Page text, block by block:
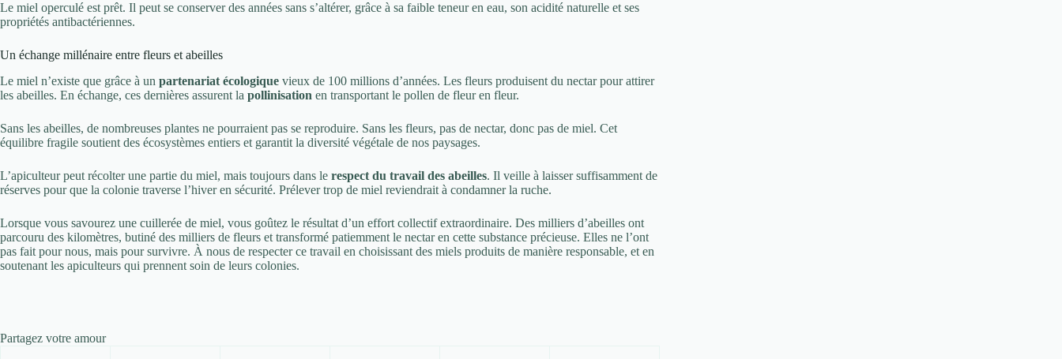
Le miel operculé est prêt. Il peut se conserver des années sans s’altérer, grâce à sa faible teneur en eau, son acidité naturelle et ses
propriétés antibactériennes.
Un échange millénaire entre fleurs et abeilles
Le miel n’existe que grâce à un partenariat écologique vieux de 100 millions d’années. Les fleurs produisent du nectar pour attirer
les abeilles. En échange, ces dernières assurent la pollinisation en transportant le pollen de fleur en fleur.
Sans les abeilles, de nombreuses plantes ne pourraient pas se reproduire. Sans les fleurs, pas de nectar, donc pas de miel. Cet
équilibre fragile soutient des écosystèmes entiers et garantit la diversité végétale de nos paysages.
L’apiculteur peut récolter une partie du miel, mais toujours dans le respect du travail des abeilles. Il veille à laisser suffisamment de
réserves pour que la colonie traverse l’hiver en sécurité. Prélever trop de miel reviendrait à condamner la ruche.
Lorsque vous savourez une cuillerée de miel, vous goûtez le résultat d’un effort collectif extraordinaire. Des milliers d’abeilles ont
parcouru des kilomètres, butiné des milliers de fleurs et transformé patiemment le nectar en cette substance précieuse. Elles ne l’ont
pas fait pour nous, mais pour survivre. À nous de respecter ce travail en choisissant des miels produits de manière responsable, et en
soutenant les apiculteurs qui prennent soin de leurs colonies.
Partagez votre amour